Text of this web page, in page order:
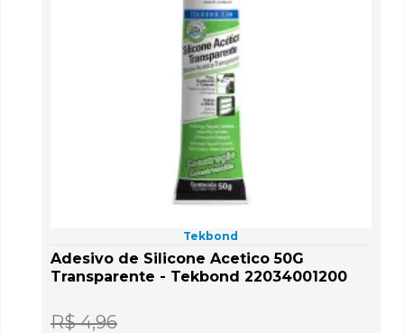
Tekbond
Adesivo de Silicone Acetico 50G
Transparente - Tekbond 22034001200
R$ 4,96